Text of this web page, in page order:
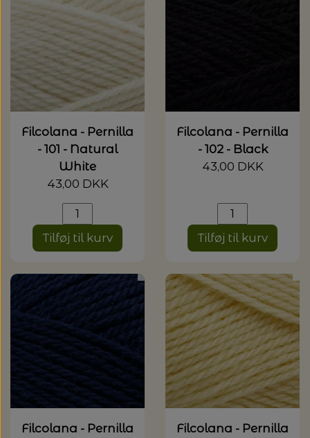
Filcolana - Pernilla
- 101 - Natural
White
43,00 DKK
Tilføj til kurv
Filcolana - Pernilla
- 102 - Black
43,00 DKK
Tilføj til kurv
Filcolana - Pernilla
Filcolana - Pernilla